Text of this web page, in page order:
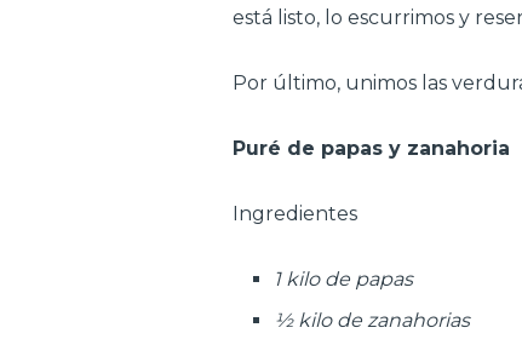
está listo, lo escurrimos y
Por último, unimos las
Puré de papas y zanahoria
Ingredientes
1 kilo de papas
½ kilo de zanahorias